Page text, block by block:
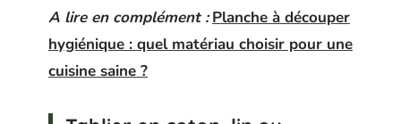
A lire en complément : Planche à découper
hygiénique : quel matériau choisir pour une
cuisine saine ?